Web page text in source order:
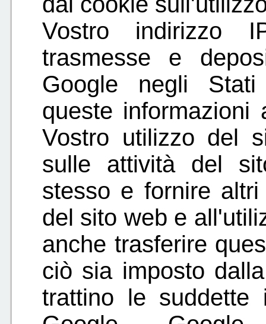
Vostro indirizzo
trasmesse e
Google negli
queste
Vostro utilizzo del
sulle attività del
stesso e fornire
del sito web e
anche trasferire
ciò sia imposto
trattino le suddette